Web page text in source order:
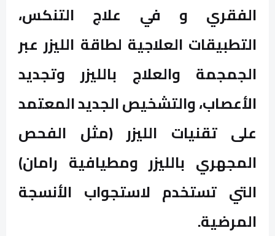
الفقري و في علاج التنكس،
التطبيقات العلاجية لطاقة الليزر عبر
الجمجمة والعلاج بالليزر وتجديد
الأعصاب، والتشخيص الجديد المعتمد
على تقنيات الليزر (مثل الفحص
المجهري بالليزر ومطيافية رامان)
التي تستخدم لاستجواب الأنسجة
المرضية.